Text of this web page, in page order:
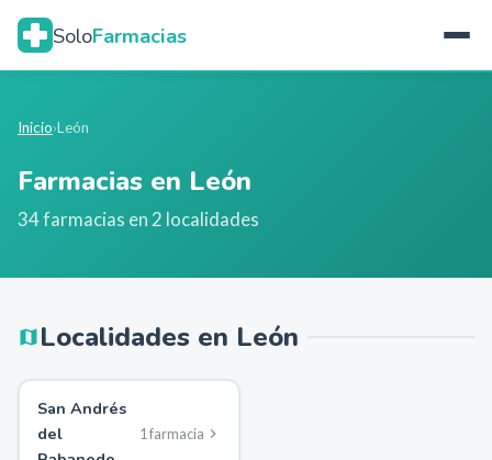
SoloFarmacias
Inicio›León
Farmacias en León
34farmacias en 2 localidades
Localidades en León
San Andrés
del
1 farmacia